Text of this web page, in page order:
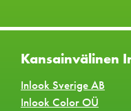
Kansainvälinen
Inlook Sverige AB
Inlook Color OÜ